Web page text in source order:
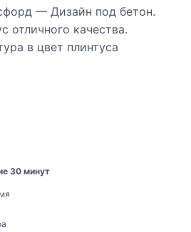
— Дизайн под бетон.
отличного качества.
в цвет плинтуса
30 минут